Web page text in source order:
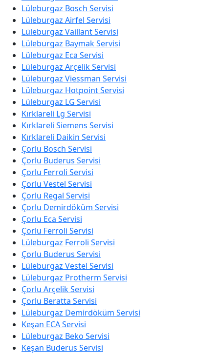
Lüleburgaz Bosch Servisi
Lüleburgaz Airfel Servisi
Lüleburgaz Vaillant Servisi
Lüleburgaz Baymak Servisi
Lüleburgaz Eca Servisi
Lüleburgaz Arçelik Servisi
Lüleburgaz Viessman Servisi
Lüleburgaz Hotpoint Servisi
Lüleburgaz LG Servisi
Kırklareli Lg Servisi
Kırklareli Siemens Servisi
Kırklareli Daikin Servisi
Çorlu Bosch Servisi
Çorlu Buderus Servisi
Çorlu Ferroli Servisi
Çorlu Vestel Servisi
Çorlu Regal Servisi
Çorlu Demirdöküm Servisi
Çorlu Eca Servisi
Çorlu Ferroli Servisi
Lüleburgaz Ferroli Servisi
Çorlu Buderus Servisi
Lüleburgaz Vestel Servisi
Lüleburgaz Protherm Servisi
Çorlu Arçelik Servisi
Çorlu Beratta Servisi
Lüleburgaz Demirdöküm Servisi
Keşan ECA Servisi
Lüleburgaz Beko Servisi
Keşan Buderus Servisi